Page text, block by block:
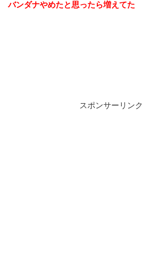
バンダナやめたと思ったら増えてた
スポンサーリンク